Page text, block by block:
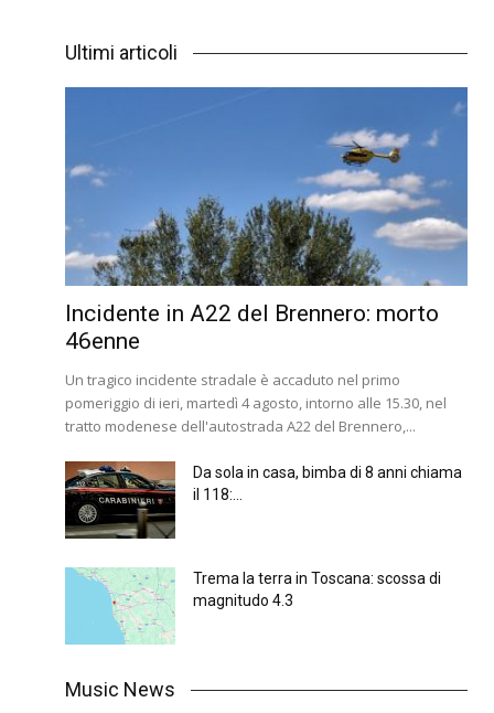
Ultimi articoli
Incidente in A22 del Brennero: morto
46enne
Un tragico incidente stradale è accaduto nel primo
pomeriggio di ieri, martedì 4 agosto, intorno alle 15.30, nel
tratto modenese dell'autostrada A22 del Brennero,...
Da sola in casa, bimba di 8 anni chiama
il 118:...
Trema la terra in Toscana: scossa di
magnitudo 4.3
Music News